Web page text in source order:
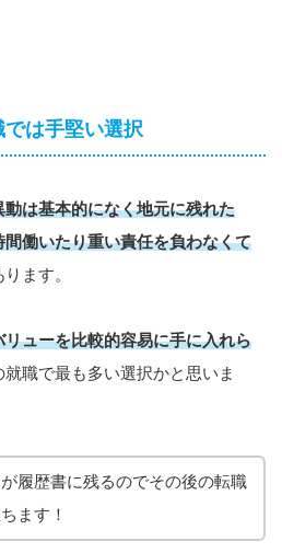
は手堅い選択
動は基本的になく地元に残れた
働いたり重い責任を負わなくて
ります。
ューを比較的容易に手に入れら
職で最も多い選択かと思いま
履歴書に残るのでその後の転職
ます！